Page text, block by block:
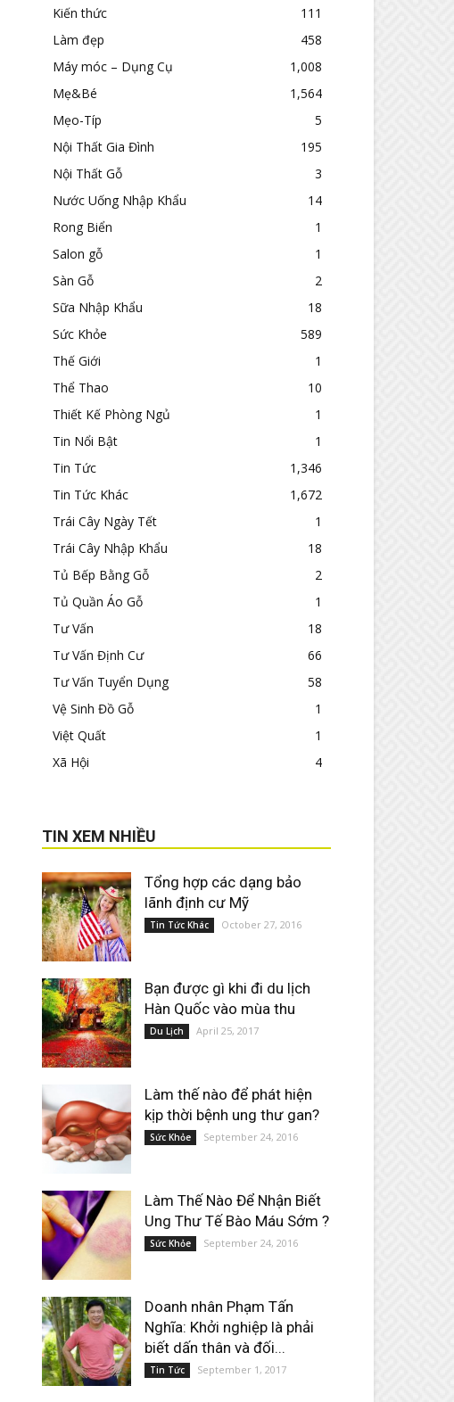
Kiến thức
111
Làm đẹp
458
Máy móc – Dụng Cụ
1,008
Mẹ&Bé
1,564
Mẹo-Típ
5
Nội Thất Gia Đình
195
Nội Thất Gỗ
3
Nước Uống Nhập Khẩu
14
Rong Biển
1
Salon gỗ
1
Sàn Gỗ
2
Sữa Nhập Khẩu
18
Sức Khỏe
589
Thế Giới
1
Thể Thao
10
Thiết Kế Phòng Ngủ
1
Tin Nổi Bật
1
Tin Tức
1,346
Tin Tức Khác
1,672
Trái Cây Ngày Tết
1
Trái Cây Nhập Khẩu
18
Tủ Bếp Bằng Gỗ
2
Tủ Quần Áo Gỗ
1
Tư Vấn
18
Tư Vấn Định Cư
66
Tư Vấn Tuyển Dụng
58
Vệ Sinh Đồ Gỗ
1
Việt Quất
1
Xã Hội
4
TIN XEM NHIỀU
Tổng hợp các dạng bảo
lãnh định cư Mỹ
Tin Tức Khác October 27, 2016
Bạn được gì khi đi du lịch
Hàn Quốc vào mùa thu
Du Lịch April 25, 2017
Làm thế nào để phát hiện
kịp thời bệnh ung thư gan?
Sức Khỏe September 24, 2016
Làm Thế Nào Để Nhận Biết
Ung Thư Tế Bào Máu Sớm ?
Sức Khỏe September 24, 2016
Doanh nhân Phạm Tấn
Nghĩa: Khởi nghiệp là phải
biết dấn thân và đối...
Tin Tức September 1, 2017